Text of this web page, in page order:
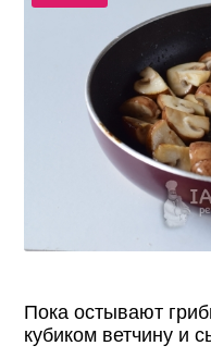
Пока остывают
кубиком ветчину и